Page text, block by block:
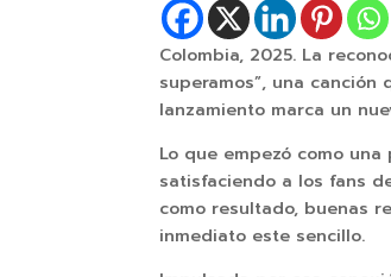
Colombia, 2025. La
superamos”, una
lanzamiento marca un
Lo que empezó como
satisfaciendo a los fans
como resultado, buenas
inmediato este sencillo.